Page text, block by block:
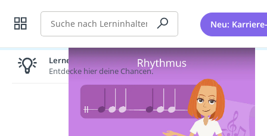
Suche Neu:
Lernen lohnt sich!
Entdecke hier deine Chancen.